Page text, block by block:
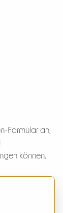
Formular an,
können.